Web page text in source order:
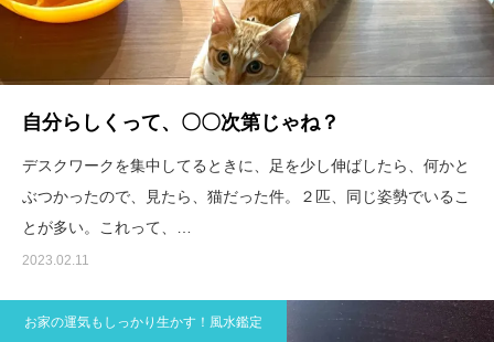
自分らしくって、〇〇次第じゃね？
デスクワークを集中してるときに、足を少し伸ばしたら、何かと
ぶつかったので、見たら、猫だった件。２匹、同じ姿勢でいるこ
とが多い。これって、…
2023.02.11
お家の運気もしっかり生かす！風水鑑定